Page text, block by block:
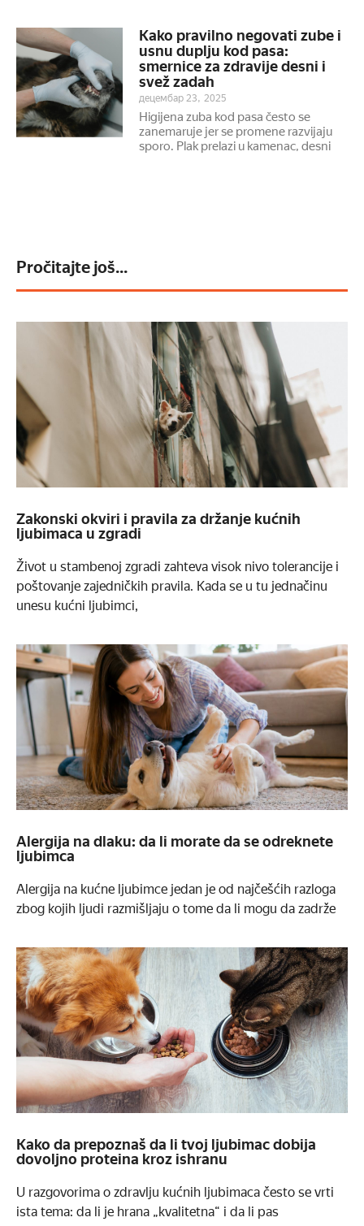
Kako pravilno negovati zube i
usnu duplju kod pasa:
smernice za zdravije desni i
svež zadah
децембар 23, 2025
Higijena zuba kod pasa često se
zanemaruje jer se promene razvijaju
sporo. Plak prelazi u kamenac, desni
Pročitajte još...
Zakonski okviri i pravila za držanje kućnih
ljubimaca u zgradi
Život u stambenoj zgradi zahteva visok nivo tolerancije i
poštovanje zajedničkih pravila. Kada se u tu jednačinu
unesu kućni ljubimci,
Alergija na dlaku: da li morate da se odreknete
ljubimca
Alergija na kućne ljubimce jedan je od najčešćih razloga
zbog kojih ljudi razmišljaju o tome da li mogu da zadrže
Kako da prepoznaš da li tvoj ljubimac dobija
dovoljno proteina kroz ishranu
U razgovorima o zdravlju kućnih ljubimaca često se vrti
ista tema: da li je hrana „kvalitetna“ i da li pas